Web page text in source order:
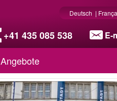
+41 435 085 538 E-
Deutsch |
Angebote